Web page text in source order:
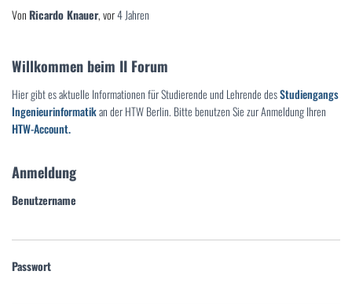
VonRicardo Knauer, vor4 Jahren
Willkommen beim II Forum
Hier gibt es aktuelle Informationen für Studierende und Lehrende desStudiengangs
Ingenieurinformatikan der HTW Berlin. Bitte benutzen Sie zur Anmeldung Ihren
HTW-Account.
Anmeldung
Benutzername
Passwort